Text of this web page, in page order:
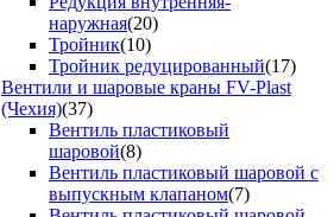
наружная(20)
Тройник(10)
Тройник редуцированный(17)
Вентили и шаровые краны FV-Plast
(Чехия)(37)
Вентиль пластиковый
шаровой(8)
Вентиль пластиковый шаровой с
выпускным клапаном(7)